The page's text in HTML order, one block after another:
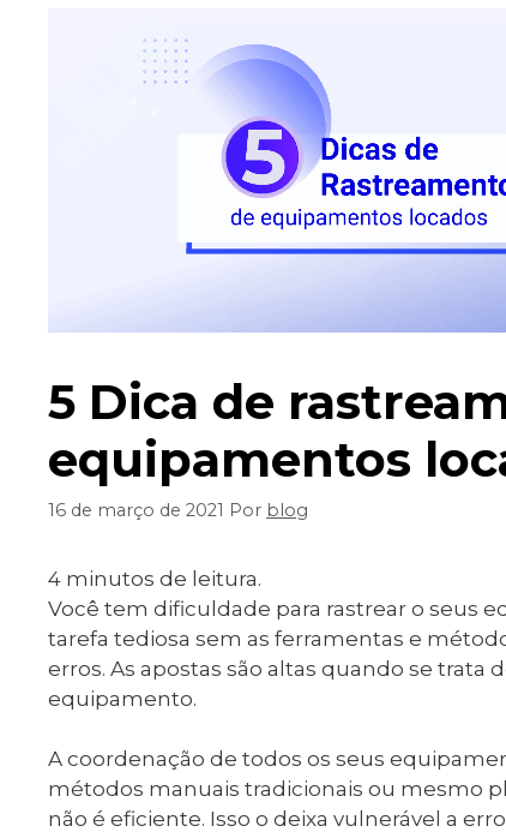
5 Dica de
equipamentos
16 de março de 2021 Por blog
4 minutos de leitura.
Você tem dificuldade para rastrear o seus
tarefa tediosa sem as ferramentas e
erros. As apostas são altas quando se trata
equipamento.
A coordenação de todos os seus
métodos manuais tradicionais ou mesmo
não é eficiente. Isso o deixa vulnerável a